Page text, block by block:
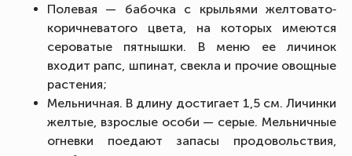
Полевая — бабочка с крыльями желтовато‐
коричневатого цвета, на которых имеются
сероватые пятнышки. В меню ее личинок
входит рапс, шпинат, свекла и прочие овощные
растения;
Мельничная. В длину достигает 1,5 см. Личинки
желтые, взрослые особи — серые. Мельничные
огневки поедают запасы продовольствия,